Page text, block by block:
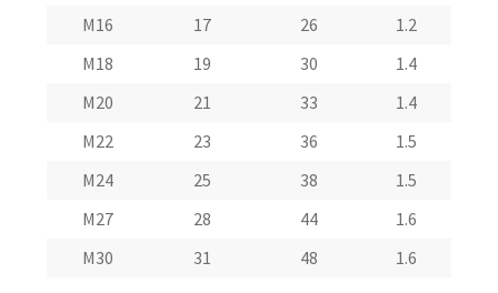
M16
17 26
1.2
М18
19 30
1.4
M20
21 33
1.4
М22
23 36
1.5
M24
25 38
1.5
М27
28 44
1.6
M30
31 48 1.6